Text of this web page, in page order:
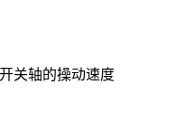
关轴的操动速度